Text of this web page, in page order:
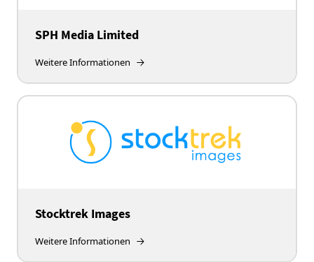
SPH Media Limited
Weitere Informationen
Stocktrek Images
Weitere Informationen